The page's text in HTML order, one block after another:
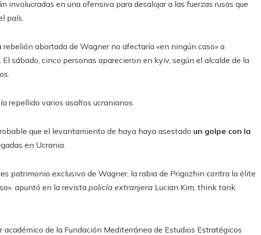
involucradas en una ofensiva para desalojar a las fuerzas rusas que
país.
rebelión abortada de Wagner no afectaría «en ningún caso» a
sábado, cinco personas aparecieron en kyiv, según el alcalde de la
repellido varios asaltos ucranianos.
que el levantamiento de haya haya asestado un golpe con la
en Ucrania.
patrimonio exclusivo de Wagner, la rabia de Prigozhin contra la élite
apuntó en la revista policía extranjera Lucian Kim, think tank
académico de la Fundación Mediterránea de Estudios Estratégicos